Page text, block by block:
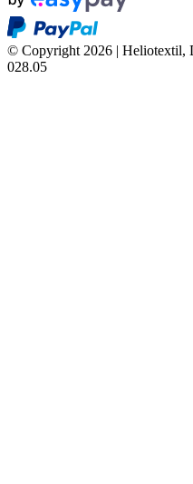
© Copyright 2026 | Heliotextil,
028.05